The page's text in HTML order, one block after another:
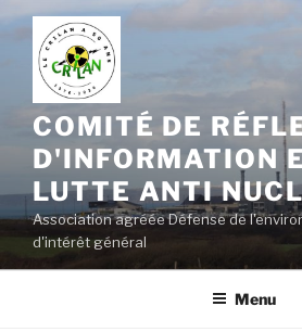
Aller
contenu
principal
COMITÉ DE
D'INFORMATION
LUTTE ANTI
Association agréée Défense de
d'intérêt général
Menu